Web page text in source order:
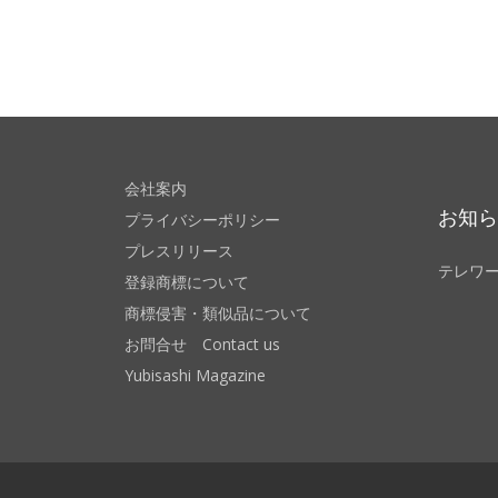
会社案内
プライバシーポリシー
プレスリリース
登録商標について
商標侵害・類似品について
お問合せ Contact us
Yubisashi Magazine
お知
テレワ